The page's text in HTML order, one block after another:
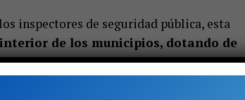
inspectores de seguridad pública, esta
de los municipios, dotando de
pública. Esto incluye requisitos
con las instituciones públicas de